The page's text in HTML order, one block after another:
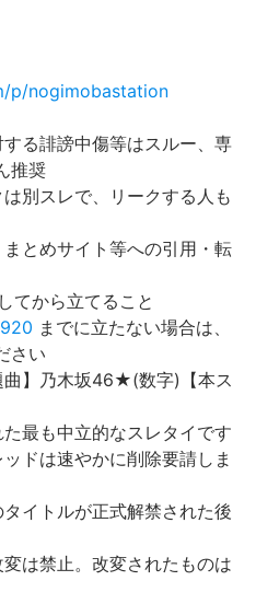
p/nogimobastation
る誹謗中傷等はスルー、専
推奨
別スレで、リークする人も
とめサイト等への引用・転
てから立てること
までに立たない場合は、
さい
曲】乃木坂46★(数字)【本ス
最も中立的なスレタイです
ドは速やかに削除要請しま
イトルが正式解禁された後
は禁止。改変されたものは